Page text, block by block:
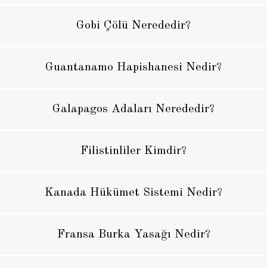
Gobi Çölü Nerededir?
Guantanamo Hapishanesi Nedir?
Galapagos Adaları Nerededir?
Filistinliler Kimdir?
Kanada Hükümet Sistemi Nedir?
Fransa Burka Yasağı Nedir?